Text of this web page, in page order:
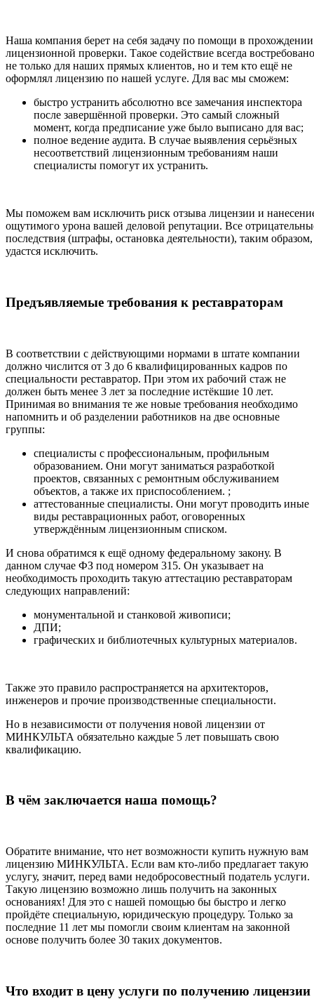
Наша компания берет на себя задачу по помощи в прохождении
лицензионной проверки. Такое содействие всегда востребовано
не только для наших прямых клиентов, но и тем кто ещё не
оформлял лицензию по нашей услуге. Для вас мы сможем:
быстро устранить абсолютно все замечания инспектора
после завершённой проверки. Это самый сложный
момент, когда предписание уже было выписано для вас;
полное ведение аудита. В случае выявления серьёзных
несоответствий лицензионным требованиям наши
специалисты помогут их устранить.
Мы поможем вам исключить риск отзыва лицензии и
ощутимого урона вашей деловой репутации. Все
последствия (штрафы, остановка деятельности), таким образом,
удастся исключить.
Предъявляемые требования к реставраторам
В соответствии с действующими нормами в штате компании
должно числится от 3 до 6 квалифицированных кадров по
специальности реставратор. При этом их рабочий стаж не
должен быть менее 3 лет за последние истёкшие 10 лет.
Принимая во внимания те же новые требования необходимо
напомнить и об разделении работников на две основные
группы:
специалисты с профессиональным, профильным
образованием. Они могут заниматься разработкой
проектов, связанных с ремонтным обслуживанием
объектов, а также их приспособлением. ;
аттестованные специалисты. Они могут проводить иные
виды реставрационных работ, оговоренных
утверждённым лицензионным списком.
И снова обратимся к ещё одному федеральному закону. В
данном случае ФЗ под номером 315. Он указывает на
необходимость проходить такую аттестацию реставраторам
следующих направлений:
монументальной и станковой живописи;
ДПИ;
графических и библиотечных культурных материалов.
Также это правило распространяется на архитекторов,
инженеров и прочие производственные специальности.
Но в независимости от получения новой лицензии от
МИНКУЛЬТА обязательно каждые 5 лет повышать свою
квалификацию.
В чём заключается наша помощь?
Обратите внимание, что нет возможности купить нужную вам
лицензию МИНКУЛЬТА. Если вам кто-либо предлагает такую
услугу, значит, перед вами недобросовестный податель услуги.
Такую лицензию возможно лишь получить на законных
основаниях! Для это с нашей помощью бы быстро и легко
пройдёте специальную, юридическую процедуру. Только за
последние 11 лет мы помогли своим клиентам на законной
основе получить более 30 таких документов.
Что входит в цену услуги по получению лицензии